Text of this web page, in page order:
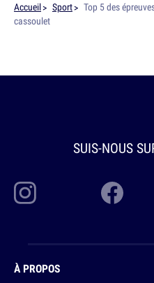
Accueil Sport
Top 5 des
cassoulet
SUIS-NOUS
À PROPOS